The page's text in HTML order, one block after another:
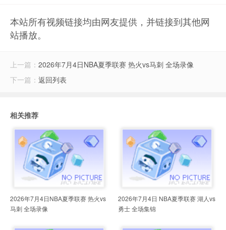
本站所有视频链接均由网友提供，并链接到其他网
站播放。
上一篇： 2026年7月4日NBA夏季联赛 热火vs马刺 全场录像
下一篇： 返回列表
相关推荐
2026年7月4日NBA夏季联赛 热火vs
马刺 全场录像
2026年7月4日 NBA夏季联赛 湖人vs
勇士 全场集锦